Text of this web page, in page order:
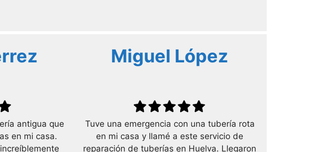
antigua que
en mi casa.
Miguel López
Tuve una emergencia con una tubería rota
en mi casa y llamé a este servicio de
reparación de tuberías en Huelva. Llegaron